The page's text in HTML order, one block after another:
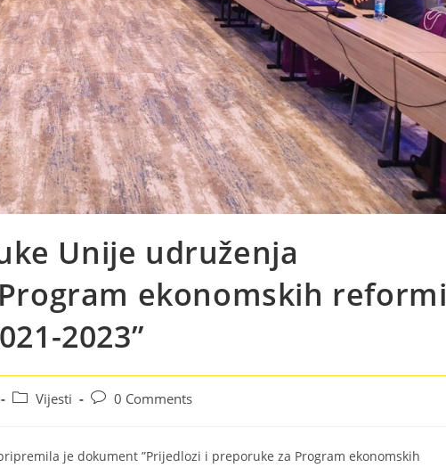
Unije udruženja
ekonomskih
2023”
Vijesti 0 Comments
je dokument ”Prijedlozi i preporuke za Program ekonomskih